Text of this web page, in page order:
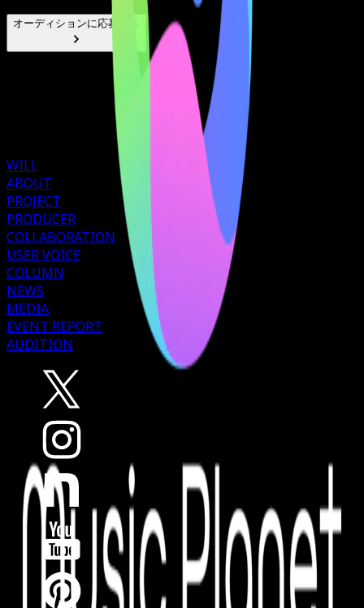
オーディションに応募する
ブログページ
トップページに移動します...
WILL
ABOUT
PROJECT
PRODUCER
COLLABORATION
USER VOICE
COLUMN
NEWS
MEDIA
EVENT REPORT
AUDITION